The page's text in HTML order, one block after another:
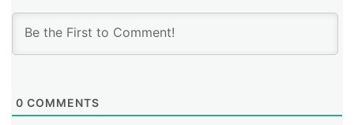
0 COMMENTS